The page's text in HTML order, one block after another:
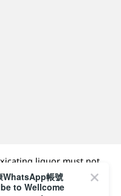
liquor must not
18) in the course of
成年人 (18 歲以下人士)
WhatsApp帳號
to Wellcome